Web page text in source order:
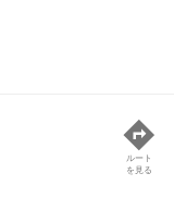
ルート
を見る